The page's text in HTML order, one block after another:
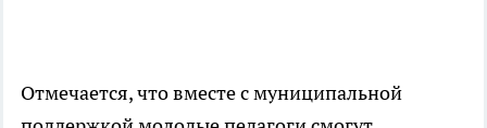
Отмечается, что вместе с муниципальной